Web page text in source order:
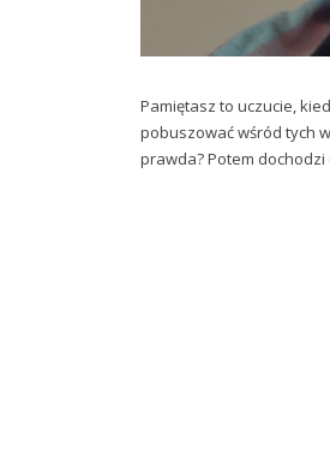
Pamiętasz to uczucie,
pobuszować wśród tych
prawda? Potem